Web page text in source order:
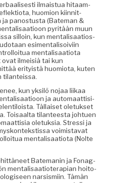
ilmais­tua hitaam­
huomion kiin­nit­
panos­tus­ta (Bate­man &
pyritään muun
sil­loin, kun men­tal­isaa­tios­
esi­men­tal­isoivi­in
men­tal­isaa­tio­ta
ilmeisiä tai kun
eri­ty­istä huomio­ta, kuten
tilanteissa.
kun yksilö nojaa liikaa
ja automaat­tisi­
Täl­laiset ole­tuk­set
Toisaal­ta tilanteesta johtuen
ole­tuk­sia. Stres­si ja
voimis­ta­vat
men­tal­isaa­tio­ta (Nolte
Bate­manin ja Fon­ag­
men­tal­isaa­tioter­api­an hoit­o­
nar­sis­mi­in. Tämän